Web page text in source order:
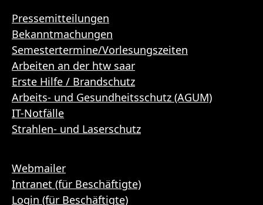
Pressemitteilungen
Bekanntmachungen
Semestertermine/Vorlesungszeiten
Arbeiten an der htw saar
Erste Hilfe / Brandschutz
Arbeits- und Gesundheitsschutz (AGUM)
IT-Notfälle
Strahlen- und Laserschutz
Webmailer
Intranet (für Beschäftigte)
Login (für Beschäftigte)